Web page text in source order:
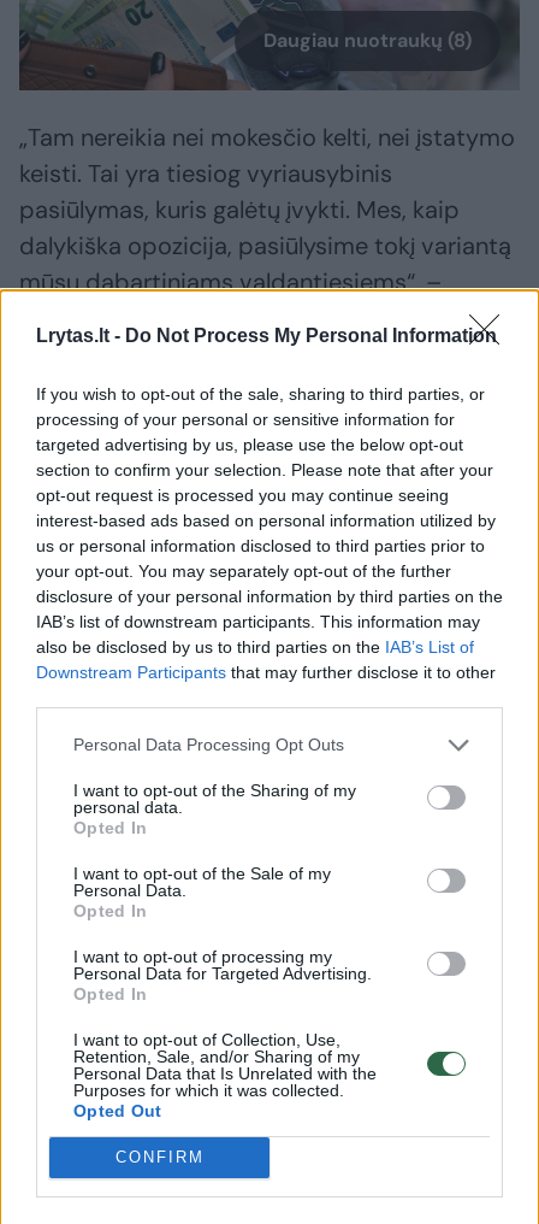
Lrytas.lt - Do Not Process My Personal Information
If you wish to opt-out of the sale, sharing to third parties, or
processing of your personal or sensitive information for
targeted advertising by us, please use the below opt-out
section to confirm your selection. Please note that after your
opt-out request is processed you may continue seeing
interest-based ads based on personal information utilized by
us or personal information disclosed to third parties prior to
your opt-out. You may separately opt-out of the further
disclosure of your personal information by third parties on the
IAB’s list of downstream participants. This information may
also be disclosed by us to third parties on the IAB’s List of
Downstream Participants that may further disclose it to other
Personal Data Processing Opt Outs
I want to opt-out of the Sharing of my
personal data.
Opted In
I want to opt-out of the Sale of my
Personal Data.
Opted In
I want to opt-out of processing my
Personal Data for Targeted Advertising.
Opted In
I want to opt-out of Collection, Use,
Retention, Sale, and/or Sharing of my
Personal Data that Is Unrelated with the
Purposes for which it was collected.
Opted Out
CONFIRM
Daugiau nuotraukų (8)
„Tam nereikia nei mokesčio kelti, nei įstatymo
keisti. Tai yra tiesiog vyriausybinis
pasiūlymas, kuris galėtų įvykti. Mes, kaip
dalykiška opozicija, pasiūlysime tokį variantą
mūsų dabartiniams valdantiesiems“, –
Be to, politikas akcentavo, jog šalies saugumą
sustiprinti padėtų prieš kurį laiką
konservatorių pristatyta Vytauto Didžiojo
gynybinė linija. Pasak L. Kasčiūno, jos
įrengimas kainuotų apie 1 mlrd. eurų, o pati
linija tęstųsi daugiau nei 100 km.
„Manau, kad 100–150 kilometrų“, – sakė
Didžiojo gynybinės linijos idėja?
– Noriu pasakyti, kad tai nėra idėja tuščiame
popieriaus lape. Aš, būdamas ministru,
pernai vasarą patvirtinau Lietuvos
kontrmobilumo strategiją. Ji integruojasi į
Baltijos šalių gynybos liniją ir dabar kartu
jungiasi su Lenkijos Rytų skydu. Žinoma, lenkų
projektas ambicingiausias, nors mes
praėjusią vasarą irgi ambicijos nestokojome.